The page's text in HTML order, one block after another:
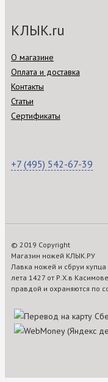
КЛЫК.ru
О магазине
Оплата и доставка
Контакты
Статьи
Сертификаты
+7 (495) 542-67-39
© 2019 Copyright
Магазин ножей КЛЫК.РУ
Лавка ножей и сбруи
лета 1427 от Р.Х.в
правдой и охраняются по